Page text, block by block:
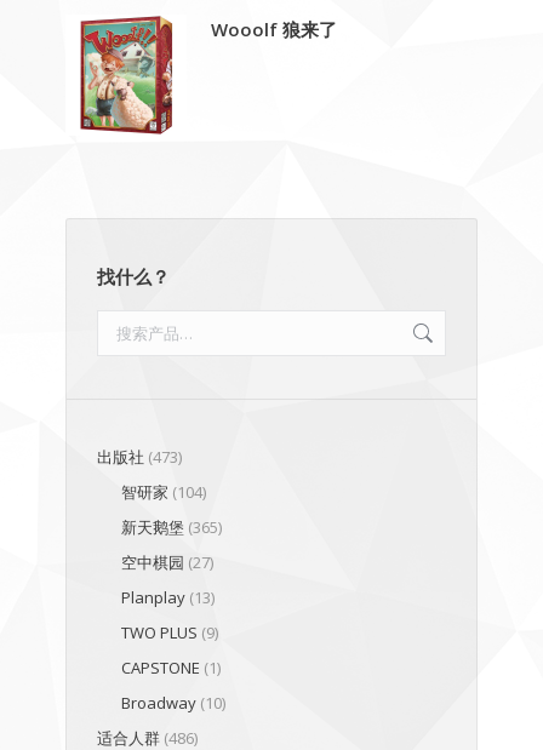
Wooolf 狼来了
找什么？
出版社 (473)
智研家 (104)
新天鹅堡 (365)
空中棋园 (27)
Planplay (13)
TWO PLUS (9)
CAPSTONE (1)
Broadway (10)
适合人群 (486)